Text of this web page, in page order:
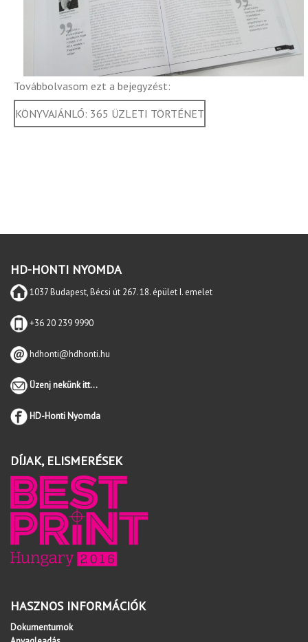
Továbbolvasom ezt a bejegyzést:
KÖNYVAJÁNLÓ: 365 ÜZLETI TÖRTÉNET
HD-HONTI NYOMDA
1037 Budapest, Bécsi út 267. 18. épület I. emelet
+36 20 239 9990
hdhonti@hdhonti.hu
Üzenj nekünk itt...
HD-Honti Nyomda
DÍJAK, ELISMERÉSEK
HASZNOS INFORMÁCIÓK
Dokumentumok